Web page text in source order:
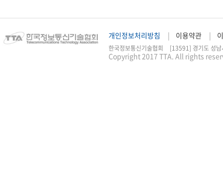
개인정보처리방침 이용약관
한국정보통신기술협회 [13591] 경기도 성
Copyright 2017 TTA. All rights